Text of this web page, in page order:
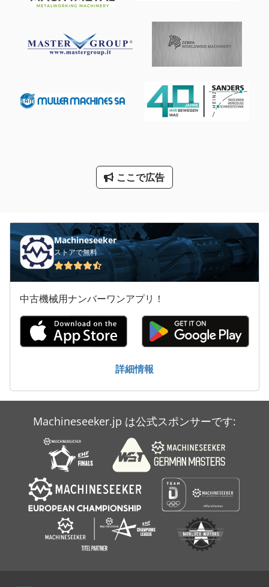
ワーク ショップ クレーン
歯車 モーター
ここで広告
Machineseeker
ストアで無料
中古機械用ナンバーワンアプリ！
詳細情報
Machineseeker.jp は公式スポンサーです: